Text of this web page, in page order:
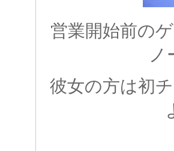
営業開始前の
ノ
彼女の方は初